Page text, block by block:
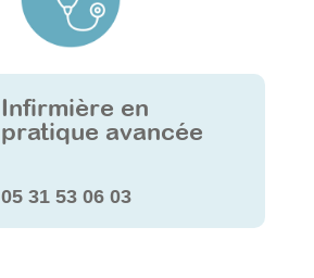
Infirmière en
pratique avancée
05 31 53 06 03